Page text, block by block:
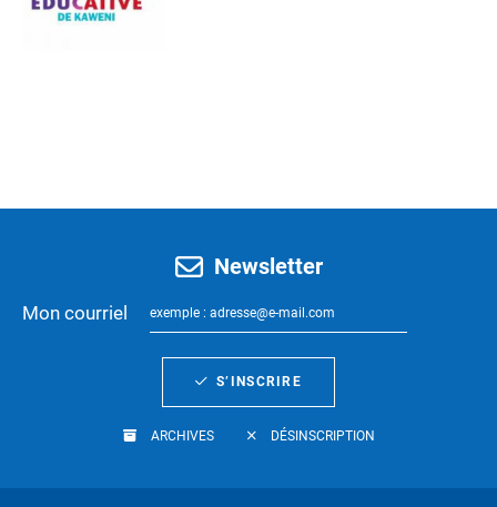
Newsletter
Mon courriel
S’INSCRIRE
ARCHIVES DÉSINSCRIPTION